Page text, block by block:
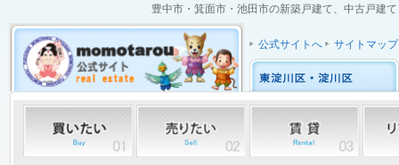
豊中市・箕面市・池田市の新築戸建て、中古戸建
公式サイトへ サイトマップ